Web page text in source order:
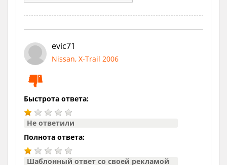
evic71
Nissan, X-Trail 2006
Быстрота ответа:
Не ответили
Полнота ответа:
Шаблонный ответ со своей рекламой